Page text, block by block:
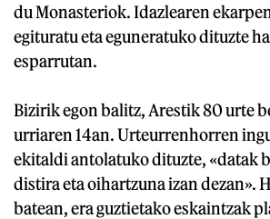
du Monasteriok. Idazlearen
egituratu eta eguneratuko dituzte
esparrutan.
Bizirik egon balitz, Arestik 80 urte
urriaren 14an. Urteurrenhorren
ekitaldi antolatuko dituzte, «datak
distira eta oihartzuna izan dezan».
batean, era guztietako eskaintzak